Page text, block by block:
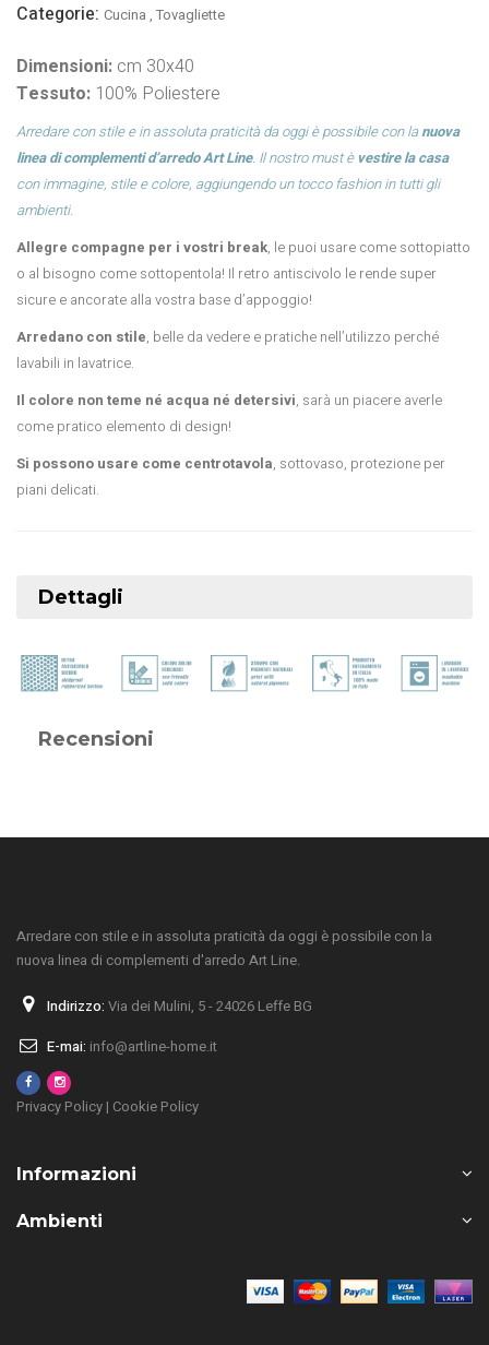
Categorie: Cucina , Tovagliette
Dimensioni: cm 30x40
Tessuto: 100% Poliestere
Arredare con stile e in assoluta praticità da oggi è possibile con lanuova
linea di complementi d’arredo Art Line. Il nostro must è vestire la casa
con immagine, stile e colore, aggiungendo un tocco fashion in tutti gli
ambienti.
Allegre compagne per i vostri break, le puoi usare come sottopiatto
o al bisogno come sottopentola! Il retro antiscivolo le rende super
sicure e ancorate alla vostra base d’appoggio!
Arredano con stile, belle da vedere e pratiche nell’utilizzo perché
lavabili in lavatrice.
Il colore non teme né acqua né detersivi, sarà un piacere averle
come pratico elemento di design!
Si possono usare come centrotavola, sottovaso, protezione per
piani delicati.
Dettagli
Recensioni
Arredare con stile e in assoluta praticità da oggi è possibile con la
nuova linea di complementi d'arredo Art Line.
Indirizzo: Via dei Mulini, 5 - 24026 Leffe BG
E-mai: info@artline-home.it
Privacy Policy | Cookie Policy
Informazioni
Ambienti